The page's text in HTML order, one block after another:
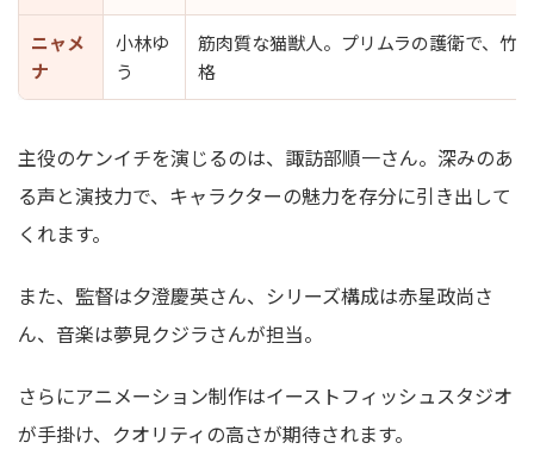
ニャメ
ナ
小林ゆ
う
筋肉質な猫獣人。プリムラの護衛で、竹
格
主役のケンイチを演じるのは、諏訪部順一さん。 深みのあ
る声と演技力で、キャラクターの魅力を存分に引き出して
くれます。
また、監督は夕澄慶英さん、シリーズ構成は赤星政尚さ
ん、音楽は夢見クジラさんが担当。
さらにアニメーション制作はイーストフィッシュスタジオ
が手掛け、クオリティの高さが期待されます。